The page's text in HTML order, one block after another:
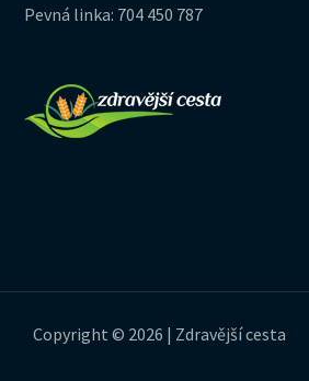
Pevná linka: 704 450 787
Copyright © 2026 | Zdravější cesta